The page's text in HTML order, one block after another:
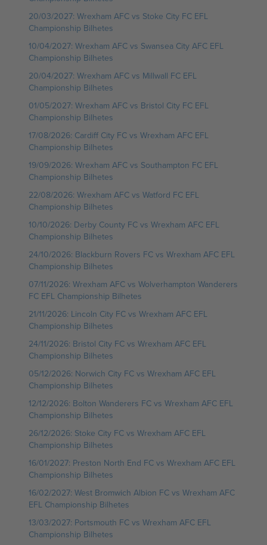
20/03/2027: Wrexham AFC vs Stoke City FC EFL
Championship Bilhetes
10/04/2027: Wrexham AFC vs Swansea City AFC EFL
Championship Bilhetes
20/04/2027: Wrexham AFC vs Millwall FC EFL
Championship Bilhetes
01/05/2027: Wrexham AFC vs Bristol City FC EFL
Championship Bilhetes
17/08/2026: Cardiff City FC vs Wrexham AFC EFL
Championship Bilhetes
19/09/2026: Wrexham AFC vs Southampton FC EFL
Championship Bilhetes
22/08/2026: Wrexham AFC vs Watford FC EFL
Championship Bilhetes
10/10/2026: Derby County FC vs Wrexham AFC EFL
Championship Bilhetes
24/10/2026: Blackburn Rovers FC vs Wrexham AFC EFL
Championship Bilhetes
07/11/2026: Wrexham AFC vs Wolverhampton Wanderers
FC EFL Championship Bilhetes
21/11/2026: Lincoln City FC vs Wrexham AFC EFL
Championship Bilhetes
24/11/2026: Bristol City FC vs Wrexham AFC EFL
Championship Bilhetes
05/12/2026: Norwich City FC vs Wrexham AFC EFL
Championship Bilhetes
12/12/2026: Bolton Wanderers FC vs Wrexham AFC EFL
Championship Bilhetes
26/12/2026: Stoke City FC vs Wrexham AFC EFL
Championship Bilhetes
16/01/2027: Preston North End FC vs Wrexham AFC EFL
Championship Bilhetes
16/02/2027: West Bromwich Albion FC vs Wrexham AFC
EFL Championship Bilhetes
13/03/2027: Portsmouth FC vs Wrexham AFC EFL
Championship Bilhetes